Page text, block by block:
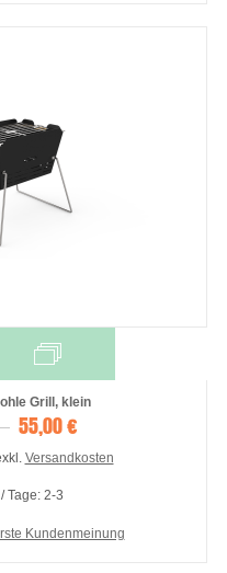
Grill, klein
55,00 €
Versandkosten
Tage: 2-3
Kundenmeinung